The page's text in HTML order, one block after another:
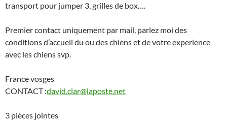
transport pour jumper 3, grilles de box….
Premier contact uniquement par mail, parlez moi des
conditions d’accueil du ou des chiens et de votre experience
avec les chiens svp.
France vosges
CONTACT :david.clar@laposte.net
3 pièces jointes